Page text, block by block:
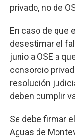
privado, no de
En caso de que
desestimar el
junio a OSE a
consorcio
resolución
deben cumplir
Se debe firmar
Aguas de